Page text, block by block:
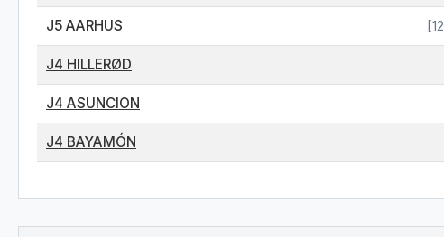
J5 AARHUS
J4 HILLERØD
J4 ASUNCION
J4 BAYAMÓN